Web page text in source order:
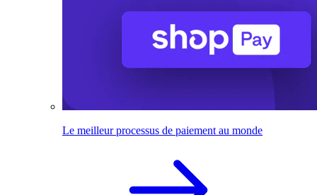
Le meilleur processus de paiement au monde